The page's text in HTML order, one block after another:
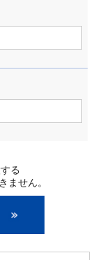
る
ません。